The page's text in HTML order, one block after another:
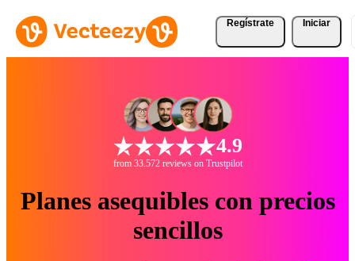
Regístrate Iniciar
4.9
from 33.572 reviews on Trustpilot
Planes asequibles con precios
sencillos